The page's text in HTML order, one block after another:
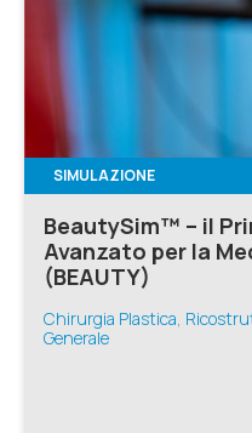
SIMULAZIONE
BeautySim™ – il
Avanzato per la
(BEAUTY)
Chirurgia Plastica,
Generale